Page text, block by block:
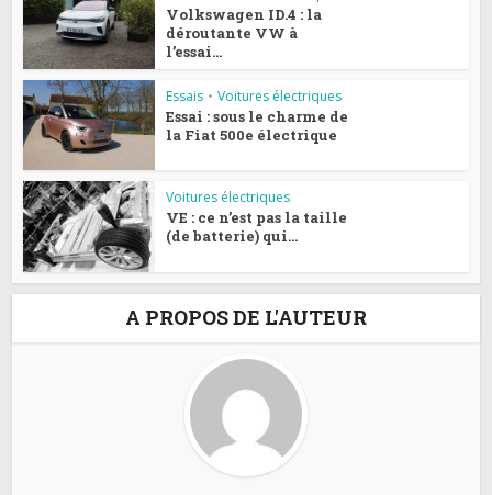
Volkswagen ID.4 : la
déroutante VW à
l’essai...
Essais • Voitures électriques
Essai : sous le charme de
la Fiat 500e électrique
Voitures électriques
VE : ce n’est pas la taille
(de batterie) qui...
A PROPOS DE L'AUTEUR